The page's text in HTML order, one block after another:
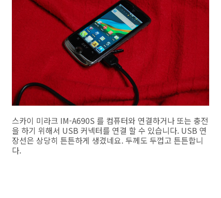
스카이 미라크 IM-A690S 를 컴퓨터와 연결하거나 또는 충전
을 하기 위해서 USB 커넥터를 연결 할 수 있습니다. USB 연
장선은 상당히 튼튼하게 생겼네요. 두께도 두껍고 튼튼합니
다.